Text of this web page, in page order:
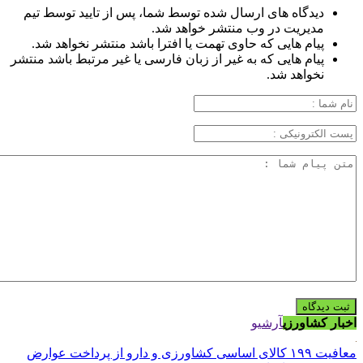
دیدگاه های ارسال شده توسط شما، پس از تایید توسط تیم
مدیریت در وب منتشر خواهد شد.
پیام هایی که حاوی تهمت یا افترا باشد منتشر نخواهد شد.
پیام هایی که به غیر از زبان فارسی یا غیر مرتبط باشد منتشر
نخواهد شد.
اخبار کشاورزیآرشیو
معافیت ۱۹۹ کالای اساسی کشاورزی و دارو از پرداخت عوارض